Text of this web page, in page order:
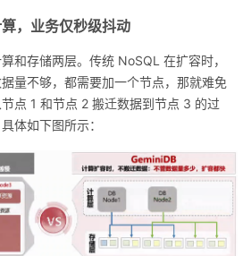
，业务仅秒级抖动
和存储两层。传统 NoSQL 在扩容时，
量不够，都需要加一个节点，那就难免
点 1 和节点 2 搬迁数据到节点 3 的过
体如下图所示：